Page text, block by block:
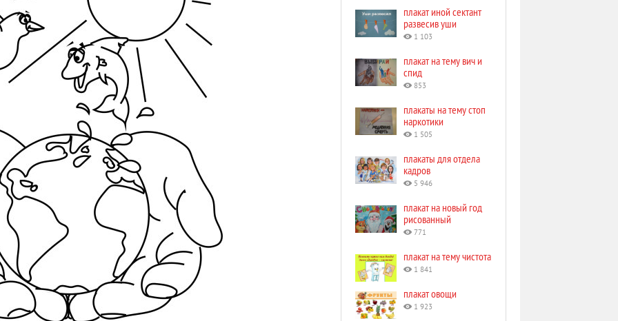
плакат иной сектант
развесив уши
1 103
плакат на тему вич и
спид
853
плакаты на тему стоп
наркотики
1 505
плакаты для отдела
кадров
5 946
плакат на новый год
рисованный
771
плакат на тему чистота
1 841
плакат овощи
1 923